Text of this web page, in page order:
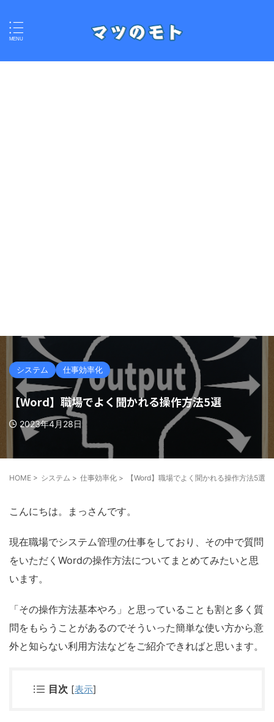
システム 仕事効率化
【Word】職場でよく聞かれる操作方法5選
2023年4月28日
HOME > システム > 仕事効率化 > 【Word】職場でよく聞かれる操作方法5選
こんにちは。まっさんです。
現在職場でシステム管理の仕事をしており、その中で質問
をいただくWordの操作方法についてまとめてみたいと思
います。
「その操作方法基本やろ」と思っていることも割と多く質
問をもらうことがあるのでそういった簡単な使い方から意
外と知らない利用方法などをご紹介できればと思います。
目次 [表示]